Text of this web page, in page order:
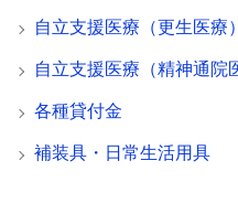
自立支援医療（更生医療）
自立支援医療（精神通院
各種貸付金
補装具・日常生活用具